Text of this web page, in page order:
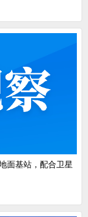
面基站，配合卫星